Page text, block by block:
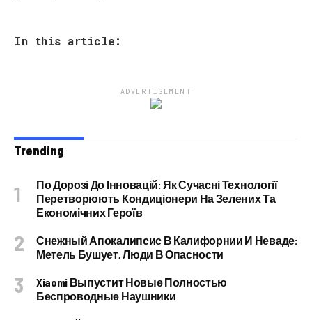
In this article:
ADVERTISEMENT
Trending
По Дорозі До Інновацій: Як Сучасні Технології
Перетворюють Кондиціонери На Зелених Та
Економічних Героїв
Снежный Апокалипсис В Калифорнии И Неваде:
Метель Бушует, Люди В Опасности
Xiaomi Выпустит Новые Полностью
Беспроводные Наушники